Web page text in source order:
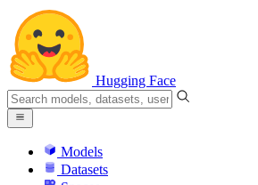
Hugging Face
Models
Datasets